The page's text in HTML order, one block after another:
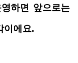
하면 앞으로는
이에요.